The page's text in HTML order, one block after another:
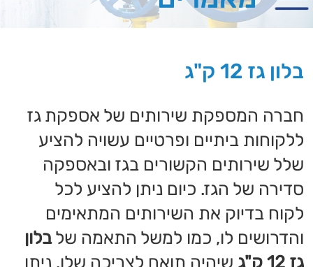
ללקוחות ביתיים ופרטיים עשויה להציע
שלל שירותים הקשורים בגז ובאספקה
לקוח בדיוק את השירותים המתאימים
והדרושים לו, כמו למשל התאמה של
גם להשיג כיום בלוני גז של 48 ק"ג שיהיו
כמובן בעלי נפח גז גבוה הרבה יותר אך
ברוב המקרים אין הם מתאימים לצריכה
ביתית ממוצעת ובלוני הגז במשקל 12
ק"ג מספיקים בהחלט לסוג צריכה זה.
בלון גז 12 ק"ג
יכול להיות בשימוש
מסחרי ויסופק על ידי חברה המציעה
שירותים שונים הקשורים באספקת הגז,